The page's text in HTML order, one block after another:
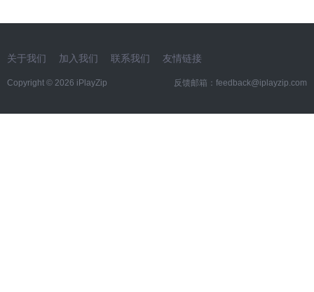
关于我们 加入我们 联系我们 友情链接
Copyright © 2026 iPlayZip 反馈邮箱： feedback@iplayzip.com